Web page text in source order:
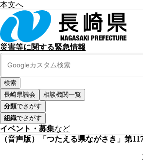
本文へ
災害等に関する緊急情報
長崎県議会
相談機関一覧
分類でさがす
組織でさがす
イベント・募集など
（音声版）「つたえる県ながさき」第